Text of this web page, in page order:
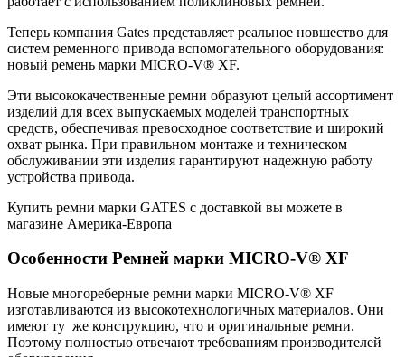
Теперь компания Gates представляет реальное новшество для
систем ременного привода вспомогательного оборудования:
новый ремень марки MICRO-V® XF.
Эти высококачественные ремни образуют целый ассортимент
изделий для всех выпускаемых моделей транспортных
средств, обеспечивая превосходное соответствие и широкий
охват рынка. При правильном монтаже и техническом
обслуживании эти изделия гарантируют надежную работу
устройства привода.
Купить ремни марки GATES с доставкой вы можете в
магазине Америка-Европа
Особенности Ремней марки MICRO-V® XF
Новые многореберные ремни марки MICRO-V® XF
изготавливаются из высокотеxнологичных материалов. Они
имеют ту же конструкцию, что и оригинальные ремни.
Поэтому полностью отвечают требованиям производителей